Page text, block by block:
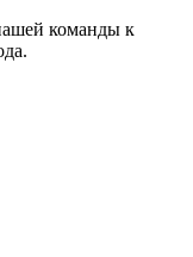
команды к